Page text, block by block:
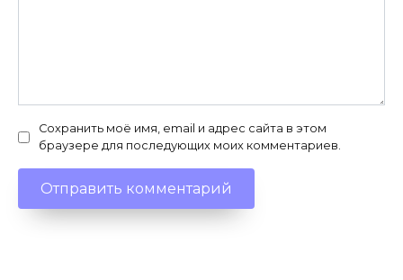
Сохранить моё имя, email и адрес сайта в этом
браузере для последующих моих комментариев.